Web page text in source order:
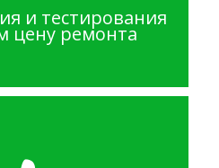
и тестирования
цену ремонта